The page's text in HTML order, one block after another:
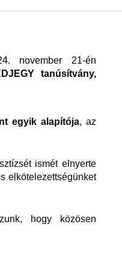
november 21-én
tanúsítvány,
egyik alapítója, az
ismét elnyerte
elkötelezettségünket
hogy közösen